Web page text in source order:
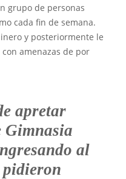
grupo de personas
cada fin de semana.
y posteriormente le
amenazas de por
apretar
al
pidieron